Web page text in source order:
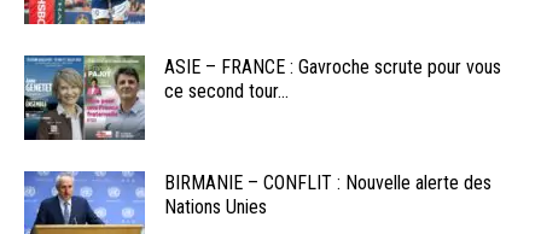
ASIE – FRANCE : Gavroche scrute pour vous
ce second tour...
BIRMANIE – CONFLIT : Nouvelle alerte des
Nations Unies